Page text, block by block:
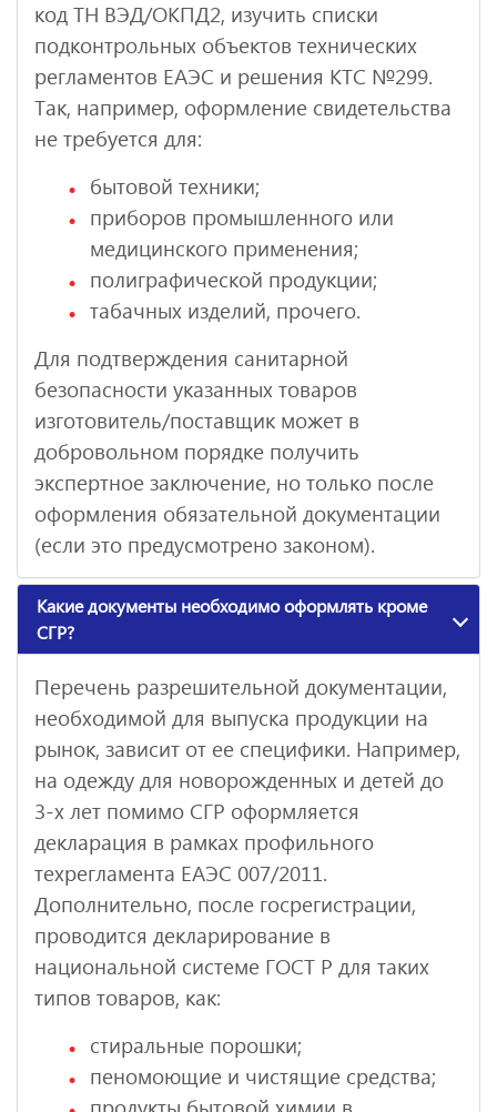
код ТН ВЭД/ОКПД2, изучить списки
подконтрольных объектов технических
регламентов ЕАЭС и решения КТС №299.
Так, например, оформление свидетельства
не требуется для:
бытовой техники;
приборов промышленного или
медицинского применения;
полиграфической продукции;
табачных изделий, прочего.
Для подтверждения санитарной
безопасности указанных товаров
изготовитель/поставщик может в
добровольном порядке получить
экспертное заключение, но только после
оформления обязательной документации
(если это предусмотрено законом).
Какие документы необходимо оформлять кроме
СГР?
Перечень разрешительной документации,
необходимой для выпуска продукции на
рынок, зависит от ее специфики. Например,
на одежду для новорожденных и детей до
3-х лет помимо СГР оформляется
декларация в рамках профильного
техрегламента ЕАЭС 007/2011.
Дополнительно, после госрегистрации,
проводится декларирование в
национальной системе ГОСТ Р для таких
типов товаров, как:
стиральные порошки;
пеномоющие и чистящие средства;